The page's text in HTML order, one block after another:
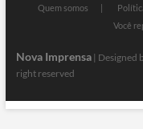
Quem somos
Você
Nova Imprensa| Designed
right reserved